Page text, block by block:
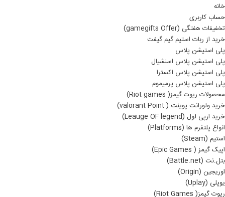
خانه
حساب کاربری
تخفیفات هفتگی (gamegifts Offer)
خرید از ربات استیم گیم گیفت
پلی استیشن پلاس
پلی استیشن پلاس اسنشیال
پلی استیشن پلاس اکسترا
پلی استیشن پلاس پرمیموم
محصولات ریوت گیمز( Riot games)
خرید ولورانت پوینت ( valorant Point)
خرید ارپی لول (Leauge OF legend)
انواع پلتفرم ها (Platforms)
استیم (Steam)
اپیک گیمز ( Epic Games)
بتل.نت (Battle.net)
اوریجین (Origin)
یوپلی (Uplay)
ریوت گیمز( Riot Games)